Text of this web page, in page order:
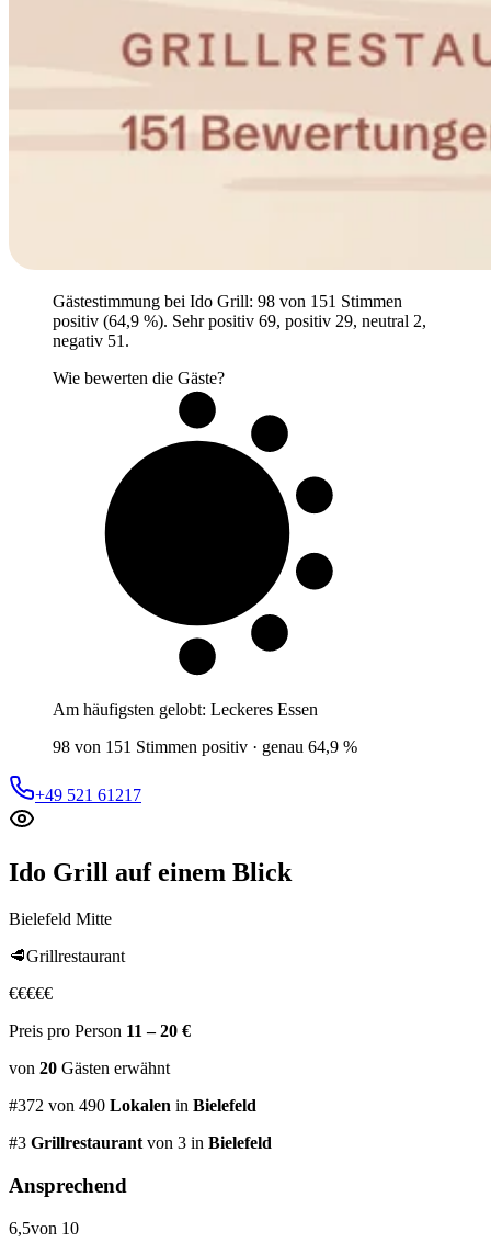
Gästestimmung bei Ido Grill: 98 von 151 Stimmen
positiv (64,9 %). Sehr positiv 69, positiv 29, neutral 2,
negativ 51.
Wie bewerten die Gäste?
Am häufigsten gelobt: Leckeres Essen
98 von 151 Stimmen positiv · genau 64,9 %
+49 521 61217
Ido Grill auf einem Blick
Bielefeld Mitte
🥩Grillrestaurant
€€€€€
Preis pro Person 11 – 20 €
von 20 Gästen erwähnt
#372 von 490 Lokalen in Bielefeld
#3 Grillrestaurant von 3 in Bielefeld
Ansprechend
6,5von 10